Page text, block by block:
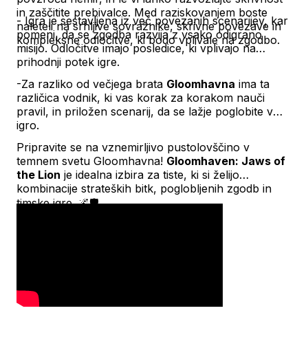
in zaščitite prebivalce. Med raziskovanjem boste
naleteli na srhljive sovražnike, skrivne povezave in
kompleksne odločitve, ki bodo vplivale na zgodbo.
- Igra je sestavljena iz več povezanih scenarijev, kar
pomeni, da se zgodba razvija z vsako odigrano
misijo. Odločitve imajo posledice, ki vplivajo na
prihodnji potek igre.
-Za razliko od večjega brata Gloomhavna ima ta
različica vodnik, ki vas korak za korakom nauči
pravil, in priložen scenarij, da se lažje poglobite v
igro.
Pripravite se na vznemirljivo pustolovščino v
temnem svetu Gloomhavna! Gloomhaven: Jaws of
the Lion je idealna izbira za tiste, ki si želijo
kombinacije strateških bitk, poglobljenih zgodb in
timske igre. 🌌🛡️